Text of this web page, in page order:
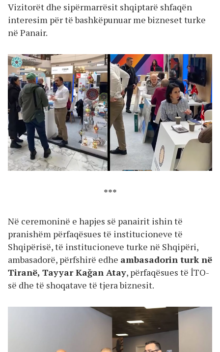
Vizitorët dhe sipërmarrësit shqiptarë shfaqën
interesim për të bashkëpunuar me bizneset turke
në Panair.
***
Në ceremoninë e hapjes së panairit ishin të
pranishëm përfaqësues të institucioneve të
Shqipërisë, të institucioneve turke në Shqipëri,
ambasadorë, përfshirë edhe ambasadorin turk në
Tiranë, Tayyar Kağan Atay, përfaqësues të İTO-
së dhe të shoqatave të tjera biznesit.